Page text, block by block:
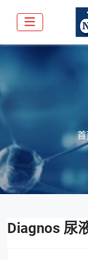
首
Diagnos 尿